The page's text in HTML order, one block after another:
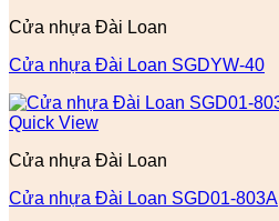
Cửa nhựa Đài Loan
Cửa nhựa Đài Loan SGDYW-40
Quick View
Cửa nhựa Đài Loan
Cửa nhựa Đài Loan SGD01-803A